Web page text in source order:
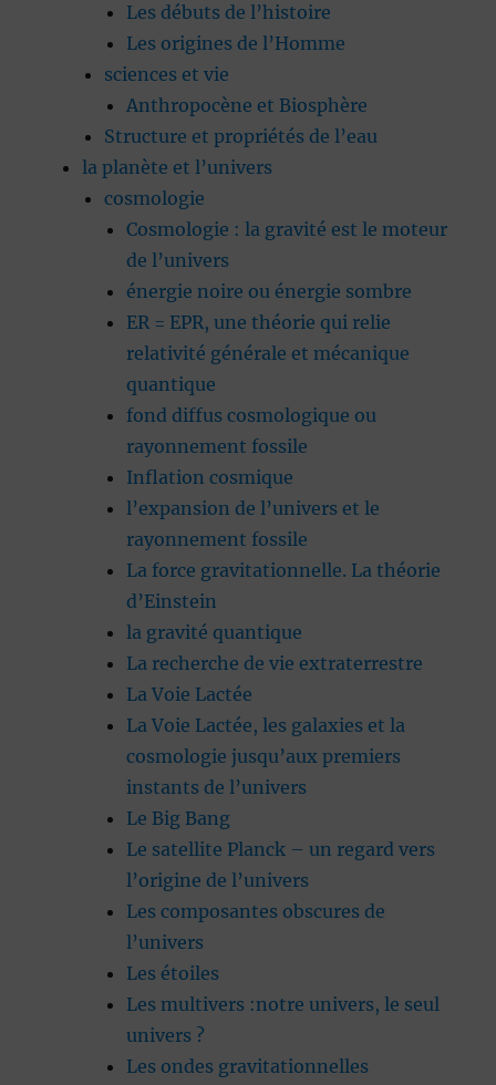
Les débuts de l’histoire
Les origines de l’Homme
sciences et vie
Anthropocène et Biosphère
Structure et propriétés de l’eau
la planète et l’univers
cosmologie
Cosmologie : la gravité est le moteur
de l’univers
énergie noire ou énergie sombre
ER = EPR, une théorie qui relie
relativité générale et mécanique
quantique
fond diffus cosmologique ou
rayonnement fossile
Inflation cosmique
l’expansion de l’univers et le
rayonnement fossile
La force gravitationnelle. La théorie
d’Einstein
la gravité quantique
La recherche de vie extraterrestre
La Voie Lactée
La Voie Lactée, les galaxies et la
cosmologie jusqu’aux premiers
instants de l’univers
Le Big Bang
Le satellite Planck – un regard vers
l’origine de l’univers
Les composantes obscures de
l’univers
Les étoiles
Les multivers :notre univers, le seul
univers ?
Les ondes gravitationnelles